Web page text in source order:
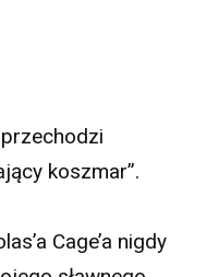
koszmar”.
Cage’a nigdy